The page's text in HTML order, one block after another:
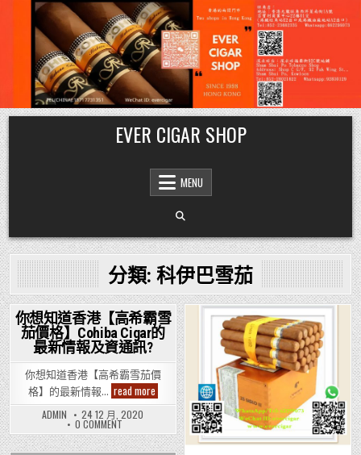
Skip
to
content
EVER CIGAR SHOP
MENU
分類: 科伊巴雪茄
Posted
你想知道香港【高希霸雪
茄價格】Cohiba Cigar的
最新情報及資通訊?
你想知道香港【高希霸雪茄價
格】的最新情報… read more你
想
香
港
ADMIN 24 12 月, 2020
0 COMMENTON
你
想